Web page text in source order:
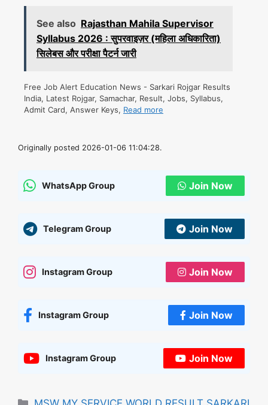
See also Rajasthan Mahila Supervisor
Syllabus 2026 : सुपरवाइज़र (महिला अधिकारिता)
सिलेबस और परीक्षा पैटर्न जारी
Free Job Alert Education News - Sarkari Rojgar Results
India, Latest Rojgar, Samachar, Result, Jobs, Syllabus,
Admit Card, Answer Keys, Read more
Originally posted 2026-01-06 11:04:28.
WhatsApp Group Join Now
Telegram Group Join Now
Instagram Group Join Now
Instagram Group Join Now
Instagram Group Join Now
Categories